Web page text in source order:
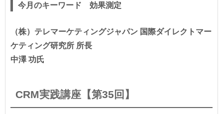
今月のキーワード 効果測定
（株）テレマーケティングジャパン 国際ダイレクトマー
ケティング研究所 所長
中澤 功氏
CRM実践講座【第35回】